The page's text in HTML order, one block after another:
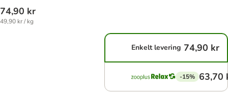
74,90 kr
49,90 kr / kg
Enkelt levering 74,90 kr
-15% 63,70